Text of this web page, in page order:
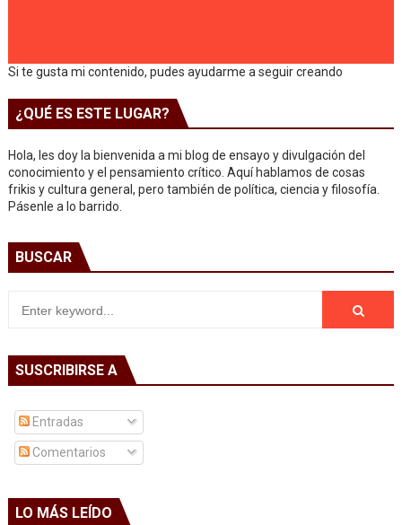
Si te gusta mi contenido, pudes ayudarme a seguir creando
¿QUÉ ES ESTE LUGAR?
Hola, les doy la bienvenida a mi blog de ensayo y divulgación del
conocimiento y el pensamiento crítico. Aquí hablamos de cosas
frikis y cultura general, pero también de política, ciencia y filosofía.
Pásenle a lo barrido.
BUSCAR
SUSCRIBIRSE A
Entradas
Comentarios
LO MÁS LEÍDO